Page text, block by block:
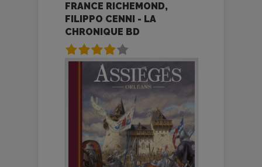
FRANCE RICHEMOND,
FILIPPO CENNI - LA
CHRONIQUE BD